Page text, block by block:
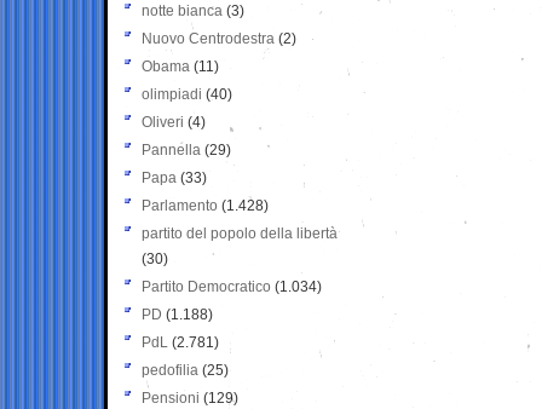
notte bianca (3)
Nuovo Centrodestra (2)
Obama (11)
olimpiadi (40)
Oliveri (4)
Pannella (29)
Papa (33)
Parlamento (1.428)
partito del popolo della libertà
(30)
Partito Democratico (1.034)
PD (1.188)
PdL (2.781)
pedofilia (25)
Pensioni (129)